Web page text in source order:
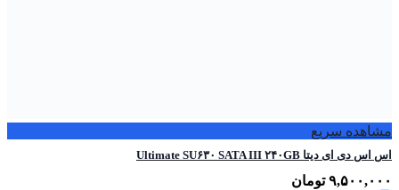
مشاهده سریع
اس اس دی ای دیتا Ultimate SU۶۳۰ SATA III ۲۴۰GB
۹,۵۰۰,۰۰۰ تومان